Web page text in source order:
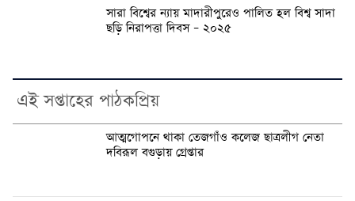
সারা বিশ্বের ন্যায় মাদারীপুরেও পালিত হল বিশ্ব সাদা
ছড়ি নিরাপত্তা দিবস – ২০২৫
এই সপ্তাহের পাঠকপ্রিয়
আত্মগোপনে থাকা তেজগাঁও কলেজ ছাত্রলীগ নেতা
দবিরূল বগুড়ায় গ্রেপ্তার